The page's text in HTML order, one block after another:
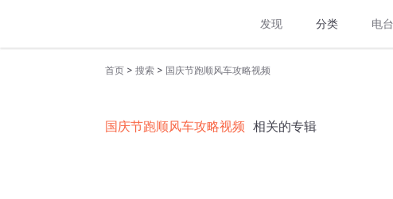
发现 分类 电台
首页 > 搜索 > 国庆节跑顺风车攻略视频
国庆节跑顺风车攻略视频 相关的专辑